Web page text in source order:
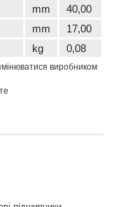
mm
40,00
mm
17,00
kg 0,08
виробником